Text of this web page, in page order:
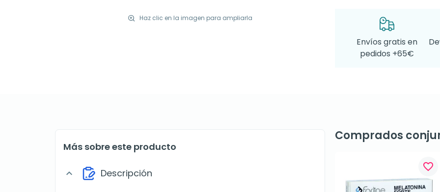
Haz clic en la imagen para ampliarla
Envíos gratis en
pedidos +65€
Más sobre este producto
expand_more Descripción
Comprados
favorite_border